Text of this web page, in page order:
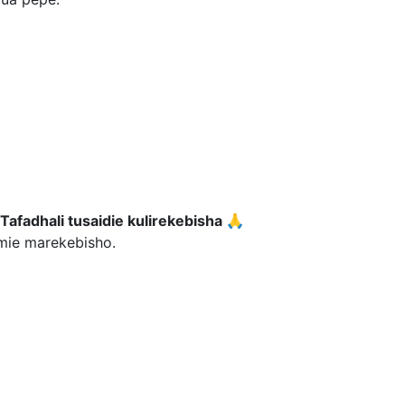
Tafadhali tusaidie kulirekebisha 🙏
marekebisho.